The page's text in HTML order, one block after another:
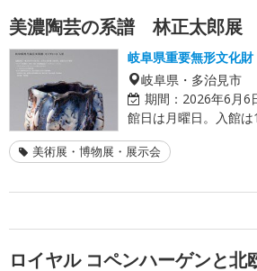
美濃陶芸の系譜 林正太郎展
岐阜県重要無形文化
岐阜県・多治見市
期間： 2026年6月6
館日は月曜日。入館は
美術展・博物展・展示会
ロイヤル コペンハーゲンと北